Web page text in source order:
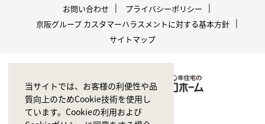
お問い合わせ
プライバシーポリシー
京阪グループ カスタマーハラスメントに対する基本方針
サイトマップ
当サイトでは、お客様の利便性や品
質向上のためCookie技術を使用し
ています。Cookieの利用および